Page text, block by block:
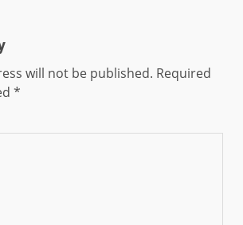
will not be published. Required
*